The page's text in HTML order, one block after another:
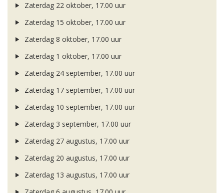
Zaterdag 22 oktober, 17.00 uur
Zaterdag 15 oktober, 17.00 uur
Zaterdag 8 oktober, 17.00 uur
Zaterdag 1 oktober, 17.00 uur
Zaterdag 24 september, 17.00 uur
Zaterdag 17 september, 17.00 uur
Zaterdag 10 september, 17.00 uur
Zaterdag 3 september, 17.00 uur
Zaterdag 27 augustus, 17.00 uur
Zaterdag 20 augustus, 17.00 uur
Zaterdag 13 augustus, 17.00 uur